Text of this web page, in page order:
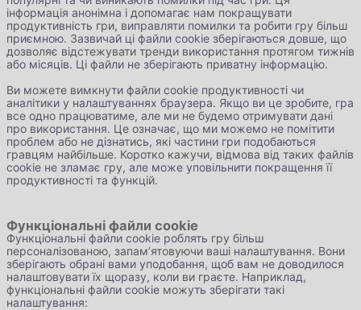
інформація анонімна і допомагає нам покращувати
продуктивність гри, виправляти помилки та робити гру більш
приємною. Зазвичай ці файли cookie зберігаються довше, що
дозволяє відстежувати тренди використання протягом тижнів
або місяців. Ці файли не зберігають приватну інформацію.
Ви можете вимкнути файли cookie продуктивності чи
аналітики у налаштуваннях браузера. Якщо ви це зробите, гра
все одно працюватиме, але ми не будемо отримувати дані
про використання. Це означає, що ми можемо не помітити
проблем або не дізнатись, які частини гри подобаються
гравцям найбільше. Коротко кажучи, відмова від таких файлів
cookie не зламає гру, але може уповільнити покращення її
продуктивності та функцій.
Функціональні файли cookie
Функціональні файли cookie роблять гру більш
персоналізованою, запам’ятовуючи ваші налаштування. Вони
зберігають обрані вами уподобання, щоб вам не доводилося
налаштовувати їх щоразу, коли ви граєте. Наприклад,
функціональні файли cookie можуть зберігати такі
налаштування: